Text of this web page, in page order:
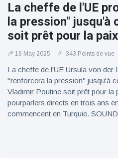
La cheffe de l'UE
la pression" jusqu'à
soit prêt pour la paix
16 May 2025 343 Points de vue
La cheffe de l'UE Ursula von der
"renforcera la pression" jusqu'à
Vladimir Poutine soit prêt pour la
pourparlers directs en trois ans
commencent en Turquie.